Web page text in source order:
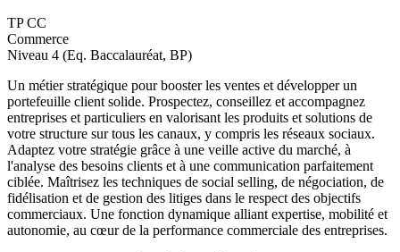
TP CC
Commerce
Niveau 4 (Eq. Baccalauréat, BP)
Un métier stratégique pour booster les ventes et développer un
portefeuille client solide. Prospectez, conseillez et accompagnez
entreprises et particuliers en valorisant les produits et solutions de
votre structure sur tous les canaux, y compris les réseaux sociaux.
Adaptez votre stratégie grâce à une veille active du marché, à
l'analyse des besoins clients et à une communication parfaitement
ciblée. Maîtrisez les techniques de social selling, de négociation, de
fidélisation et de gestion des litiges dans le respect des objectifs
commerciaux. Une fonction dynamique alliant expertise, mobilité et
autonomie, au cœur de la performance commerciale des entreprises.